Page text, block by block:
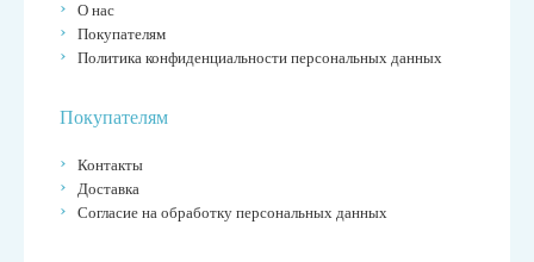
О нас
Покупателям
Политика конфиденциальности персональных данных
Покупателям
Контакты
Доставка
Согласие на обработку персональных данных